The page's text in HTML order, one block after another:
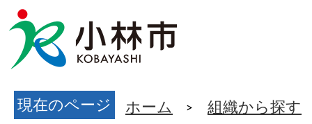
現在のページ ホーム 組織から探す